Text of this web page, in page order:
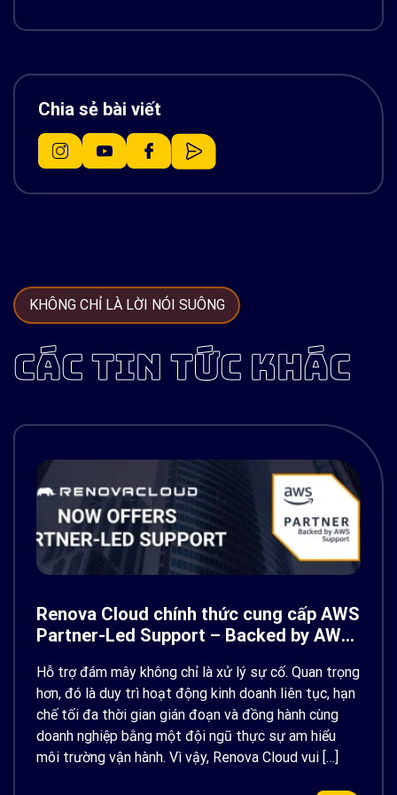
Chia sẻ bài viết
KHÔNG CHỈ LÀ LỜI NÓI SUÔNG
CÁC TIN TỨC KHÁC
Renova Cloud chính thức cung cấp AWS
Partner-Led Support – Backed by AWS
Hỗ trợ đám mây không chỉ là xử lý sự cố. Quan trọng
hơn, đó là duy trì hoạt động kinh doanh liên tục, hạn
chế tối đa thời gian gián đoạn và đồng hành cùng
doanh nghiệp bằng một đội ngũ thực sự am hiểu
môi trường vận hành. Vì vậy, Renova Cloud vui […]